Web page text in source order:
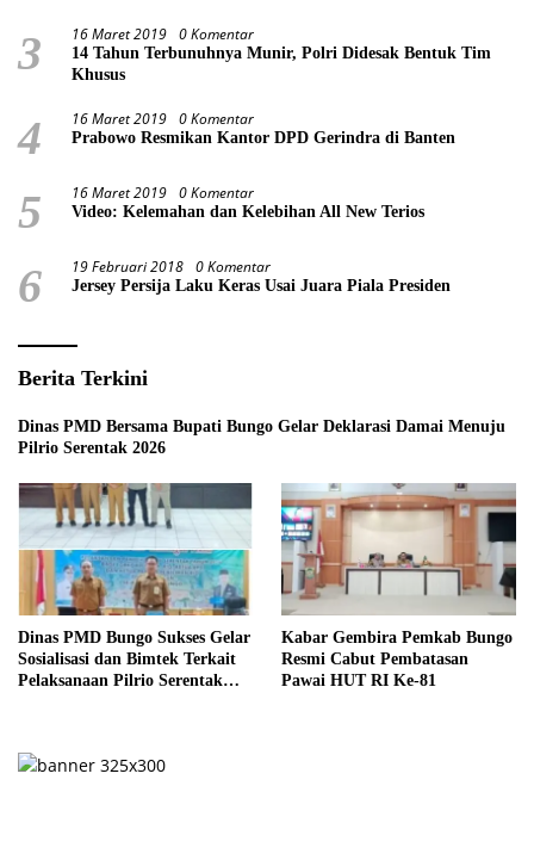
3 16 Maret 2019 0 Komentar
14 Tahun Terbunuhnya Munir, Polri Didesak Bentuk Tim
Khusus
4 16 Maret 2019 0 Komentar
Prabowo Resmikan Kantor DPD Gerindra di Banten
5 16 Maret 2019 0 Komentar
Video: Kelemahan dan Kelebihan All New Terios
6 19 Februari 2018 0 Komentar
Jersey Persija Laku Keras Usai Juara Piala Presiden
Berita Terkini
Dinas PMD Bersama Bupati Bungo Gelar Deklarasi Damai Menuju
Pilrio Serentak 2026
Dinas PMD Bungo Sukses Gelar
Sosialisasi dan Bimtek Terkait
Pelaksanaan Pilrio Serentak
Kabar Gembira Pemkab Bungo
Resmi Cabut Pembatasan
Pawai HUT RI Ke-81